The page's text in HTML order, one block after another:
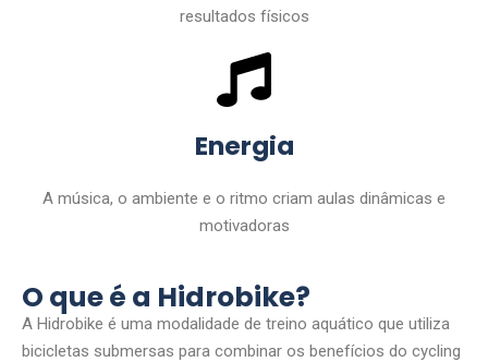
resultados físicos
Energia
A música, o ambiente e o ritmo criam aulas dinâmicas e
motivadoras
O que é a Hidrobike?
A Hidrobike é uma modalidade de treino aquático que utiliza
bicicletas submersas para combinar os benefícios do cycling